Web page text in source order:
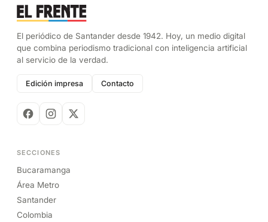
El periódico de Santander desde 1942. Hoy, un medio digital
que combina periodismo tradicional con inteligencia artificial
al servicio de la verdad.
Edición impresa Contacto
SECCIONES
Bucaramanga
Área Metro
Santander
Colombia